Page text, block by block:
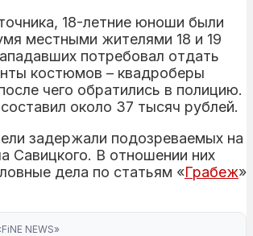
18-летние юноши были
местными жителями 18 и 19
потребовал отдать
костюмов – квадроберы
чего обратились в полицию.
около 37 тысяч рублей.
задержали подозреваемых на
Савицкого. В отношении них
дела по статьям «Грабеж»
NEWS»